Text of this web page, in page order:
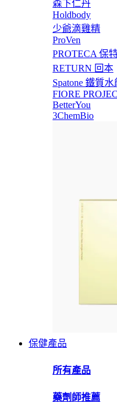
森下仁丹
Holdbody
少爺滴雞精
ProVen
PROTECA 保
RETURN 回本
Spatone 鐵質水
FIORE
BetterYou
3ChemBio
保健產品
所有產品
藥劑師推薦